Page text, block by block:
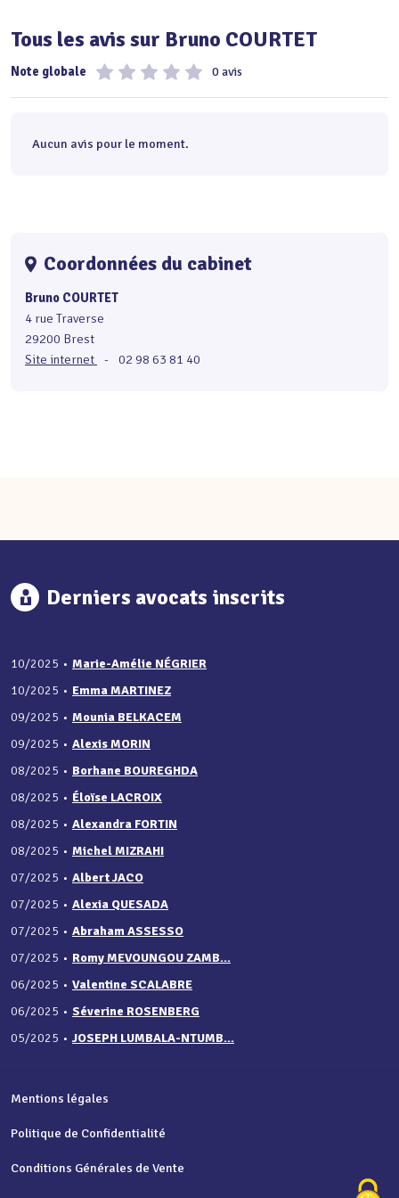
Tous les avis sur Bruno COURTET
Note globale 0 avis
Aucun avis pour le moment.
Coordonnées du cabinet
Bruno COURTET
4 rue Traverse
29200 Brest
Site internet
- 02 98 63 81 40
Derniers avocats inscrits
10/2025 • Marie-Amélie NÉGRIER
10/2025 • Emma MARTINEZ
09/2025 • Mounia BELKACEM
09/2025 • Alexis MORIN
08/2025 • Borhane BOUREGHDA
08/2025 • Éloïse LACROIX
08/2025 • Alexandra FORTIN
08/2025 • Michel MIZRAHI
07/2025 • Albert JACO
07/2025 • Alexia QUESADA
07/2025 • Abraham ASSESSO
07/2025 • Romy MEVOUNGOU ZAMB...
06/2025 • Valentine SCALABRE
06/2025 • Séverine ROSENBERG
05/2025 • JOSEPH LUMBALA-NTUMB...
Mentions légales
Politique de Confidentialité
Conditions Générales de Vente